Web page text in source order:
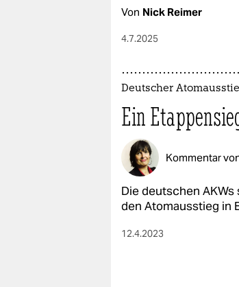
Von Nick Reimer
4.7.2025
Deutscher
Ein
Kommentar
Die deutschen
den Atomausstieg in
12.4.2023